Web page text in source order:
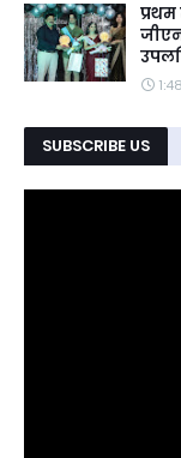
SUBSCRIBE US